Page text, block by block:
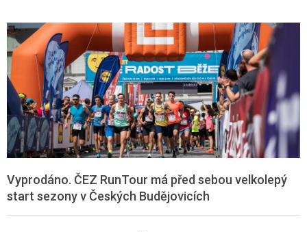
Vyprodáno. ČEZ RunTour má před sebou velkolepý
start sezony v Českých Budějovicích